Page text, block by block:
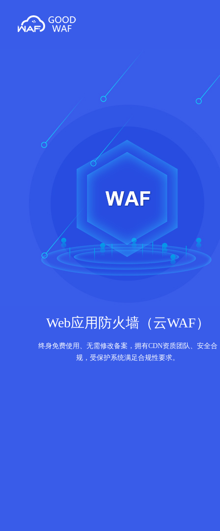
Web应用防火墙（云WAF）
终身免费使用、无需修改备案，拥有CDN资质团队、安全合
规，受保护系统满足合规性要求。